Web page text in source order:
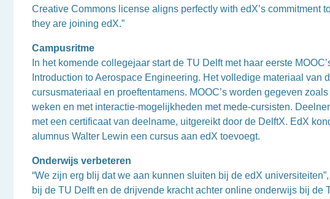
Creative Commons license aligns perfectly with edX’s commitment
they are joining edX.”
Campusritme
In het komende collegejaar start de TU Delft met haar eerste
Introduction to Aerospace Engineering. Het volledige materiaal van
cursusmateriaal en proeftentamens. MOOC’s worden gegeven
weken en met interactie-mogelijkheden met mede-cursisten.
met een certificaat van deelname, uitgereikt door de DelftX. EdX
alumnus Walter Lewin een cursus aan edX toevoegt.
Onderwijs verbeteren
“We zijn erg blij dat we aan kunnen sluiten bij de edX
bij de TU Delft en de drijvende kracht achter online onderwijs bij de